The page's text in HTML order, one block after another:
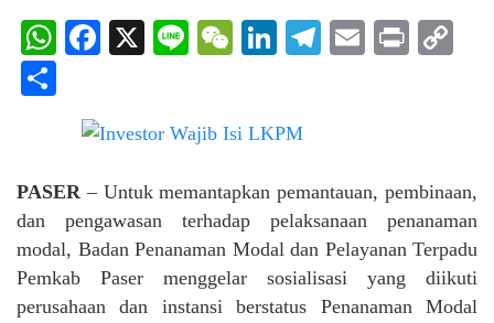
WhatsApp
Facebook
X LineWeChat
LinkedIn
Telegram
Email
Print
PASER – Untuk memantapkan pemantauan, pembinaan,
dan pengawasan terhadap pelaksanaan penanaman
modal, Badan Penanaman Modal dan Pelayanan Terpadu
Pemkab Paser menggelar sosialisasi yang diikuti
perusahaan dan instansi berstatus Penanaman Modal